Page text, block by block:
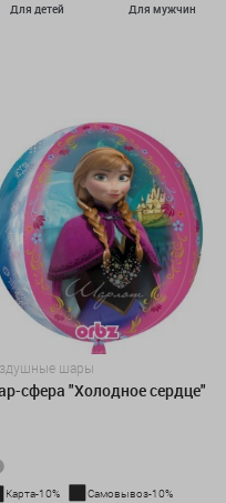
Для детей Для мужчин
шары
сфера "Холодное сердце"
Карта-10% Самовывоз-10%